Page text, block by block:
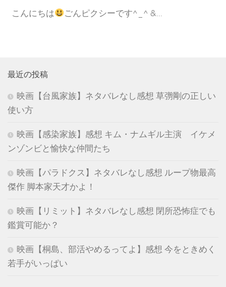
こんにちは ごんピクシーです^_^ &...
最近の投稿
映画【台風家族】ネタバレなし感想 草彅剛の正しい
使い方
映画【感染家族】感想 キム・ナムギル主演 イケメ
ンゾンビと愉快な仲間たち
映画【パラドクス】ネタバレなし感想 ループ物最高
傑作 脚本家天才かよ！
映画【リミット】ネタバレなし感想 閉所恐怖症でも
鑑賞可能か？
映画【桐島、部活やめるってよ】感想 今をときめく
若手がいっぱい